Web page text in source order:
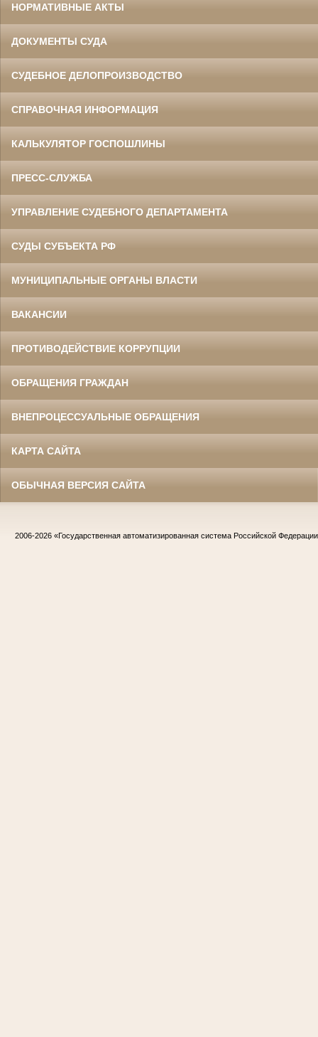
НОРМАТИВНЫЕ АКТЫ
ДОКУМЕНТЫ СУДА
СУДЕБНОЕ ДЕЛОПРОИЗВОДСТВО
СПРАВОЧНАЯ ИНФОРМАЦИЯ
КАЛЬКУЛЯТОР ГОСПОШЛИНЫ
ПРЕСС-СЛУЖБА
УПРАВЛЕНИЕ СУДЕБНОГО ДЕПАРТАМЕНТА
СУДЫ СУБЪЕКТА РФ
МУНИЦИПАЛЬНЫЕ ОРГАНЫ ВЛАСТИ
ВАКАНСИИ
ПРОТИВОДЕЙСТВИЕ КОРРУПЦИИ
ОБРАЩЕНИЯ ГРАЖДАН
ВНЕПРОЦЕССУАЛЬНЫЕ ОБРАЩЕНИЯ
КАРТА САЙТА
ОБЫЧНАЯ ВЕРСИЯ САЙТА
2006-2026 «Государственная автоматизированная система Российской